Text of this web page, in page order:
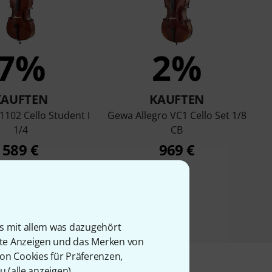
mit allem was dazugehört
Anzeigen und das Merken von
Cookies für Präferenzen,
Cello Student I
1/4
589 €
2%
KAUFTEN
Gewa Allegro VC1 Cello Set 1/8
CB
969 €